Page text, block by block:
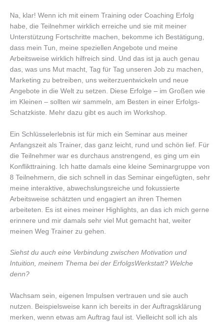
Na, klar! Wenn ich mit einem Training oder Coaching Erfolg
habe, die Teilnehmer wirklich erreiche und sie mit meiner
Unterstützung Fortschritte machen, bekomme ich Bestätigung,
dass mein Tun, meine speziellen Angebote und meine
Arbeitsweise wirklich hilfreich sind. Und das ist ja auch genau
das, was uns Mut macht, Tag für Tag unseren Job zu machen,
Marketing zu betreiben, uns weiterzuentwickeln und neue
Angebote in die Welt zu setzen. Diese Erfolge – im Großen wie
im Kleinen – sollten wir sammeln, am Besten in einer Erfolgs-
Schatzkiste. Mehr dazu gibt es auch im Workshop.
Ein Schlüsselerlebnis ist für mich ein Seminar aus meiner
Anfangszeit als Trainer, das ganz leicht, rund und schön lief. Für
die Teilnehmer war es durchaus anstrengend, es ging um ein
Konflikttraining. Ich hatte damals eine kleine Seminargruppe von
8 Teilnehmern, die sich schnell in das Seminar eingefügten, sehr
meine interaktive, abwechslungsreiche und fokussierte
Arbeitsweise schätzten und engagiert an ihren Themen
arbeiteten. Es ist eines meiner Highlights, an das ich mich gerne
erinnere und mir damals sehr viel Mut gemacht hat, weiter
meinen Weg Trainer zu gehen.
Siehst du auch eine Verbindung zwischen Motivation und
Intuition, meinem Thema bei der ErfolgsWerkstatt? Welche
denn?
Wachsam sein, eigenen Impulsen vertrauen und sie auch
nutzen. Beispielsweise kann ich bereits in der Auftragsklärung
merken, wenn etwas am Auftrag faul ist. Vielleicht soll ich als